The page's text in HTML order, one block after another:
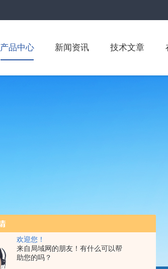
欢迎您！
来自局域网的朋友！有什么可以帮
助您的吗？
产品中心 新闻资讯 技术文章